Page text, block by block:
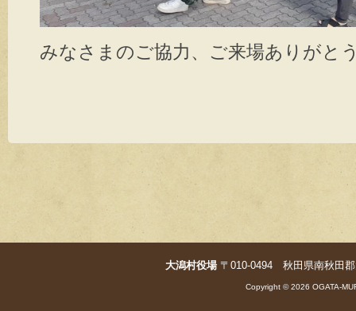
みなさまのご協力、ご来場ありが
大潟村役場〒010-0494 秋田県南秋田
Copyright © 2026 OGATA-